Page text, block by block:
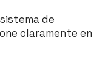
de
claramente en